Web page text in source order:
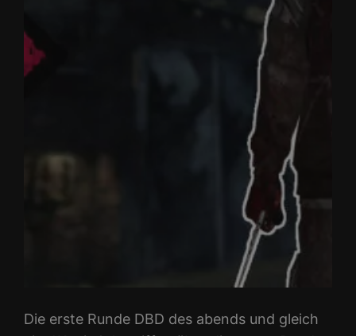
Die erste Runde DBD des abends und gleich